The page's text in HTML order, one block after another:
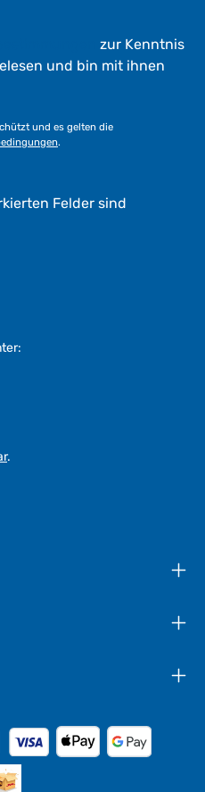
zur Kenntnis
und bin mit ihnen
und es gelten die
.
Felder sind
.